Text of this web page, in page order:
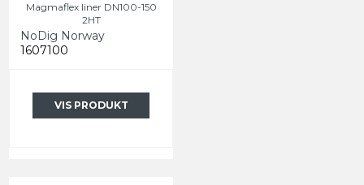
Magmaflex liner DN100-150
2HT
NoDig Norway
1607100
VIS PRODUKT